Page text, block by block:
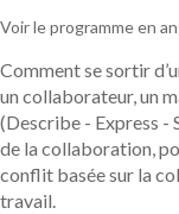
Voir le programme en
Comment se sortir
un collaborateur, un
(Describe - Express -
de la collaboration,
conflit basée sur la
travail.